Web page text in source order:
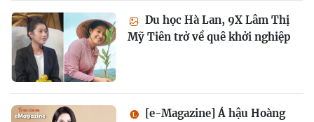
Du học Hà Lan, 9X Lâm Thị
Mỹ Tiên trở về quê khởi nghiệp
[e-Magazine] Á hậu Hoàng